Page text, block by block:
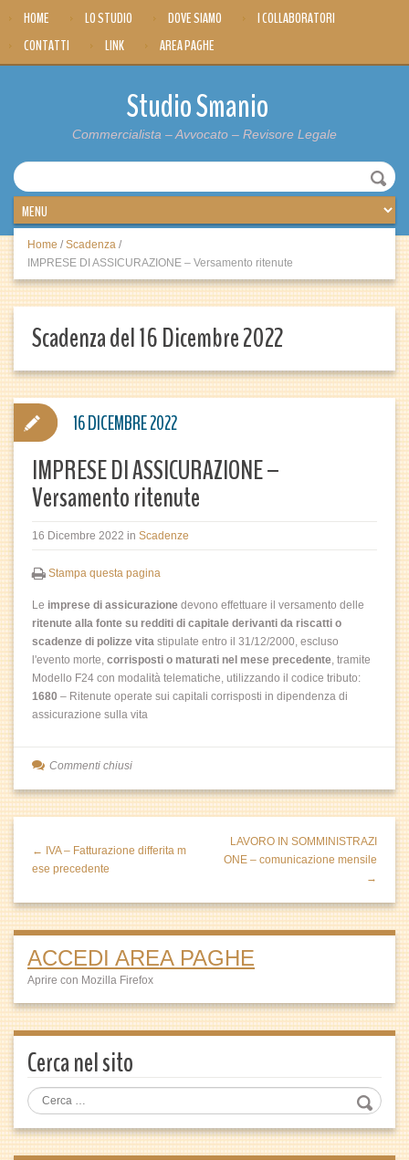
HOME LO STUDIO DOVE SIAMO
I COLLABORATORI
CONTATTI
LINK AREA PAGHE
Studio Smanio
Commercialista – Avvocato – Revisore Legale
Home / Scadenza /
IMPRESE DI ASSICURAZIONE – Versamento ritenute
Scadenza del 16 Dicembre 2022
IMPRESE DI ASSICURAZIONE –
Versamento ritenute
16 Dicembre 2022 in Scadenze
Stampa questa pagina
Le imprese di assicurazione devono effettuare il versamento delle
ritenute alla fonte su redditi di capitale derivanti da riscatti o
scadenze di polizze vita stipulate entro il 31/12/2000, escluso
l'evento morte, corrisposti o maturati nel mese precedente, tramite
Modello F24 con modalità telematiche, utilizzando il codice tributo:
1680 – Ritenute operate sui capitali corrisposti in dipendenza di
assicurazione sulla vita
16 DICEMBRE 2022
Commenti chiusi
← IVA – Fatturazione differita m
ese precedente
LAVORO IN SOMMINISTRAZI
ONE – comunicazione mensile
→
ACCEDI AREA PAGHE
Aprire con Mozilla Firefox
Cerca nel sito